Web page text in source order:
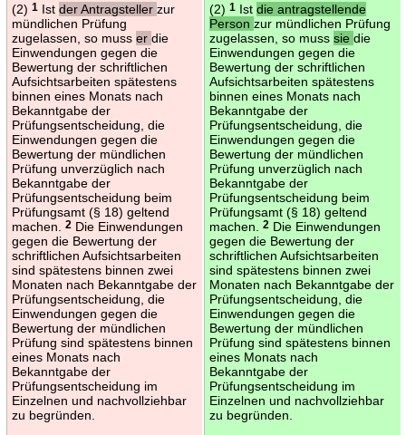
(2) 1Ist der Antragsteller zur
mündlichen Prüfung
zugelassen, so muss er die
Einwendungen gegen die
Bewertung der schriftlichen
Aufsichtsarbeiten spätestens
binnen eines Monats nach
Bekanntgabe der
Prüfungsentscheidung, die
Einwendungen gegen die
Bewertung der mündlichen
Prüfung unverzüglich nach
Bekanntgabe der
Prüfungsentscheidung beim
Prüfungsamt (§ 18) geltend
machen.
2Die Einwendungen
gegen die Bewertung der
schriftlichen Aufsichtsarbeiten
sind spätestens binnen zwei
Monaten nach Bekanntgabe der
Prüfungsentscheidung, die
Einwendungen gegen die
Bewertung der mündlichen
Prüfung sind spätestens binnen
eines Monats nach
Bekanntgabe der
Prüfungsentscheidung im
Einzelnen und nachvollziehbar
zu begründen.
(2) 1Ist die antragstellende
Person zur mündlichen Prüfung
zugelassen, so muss sie die
Einwendungen gegen die
Bewertung der schriftlichen
Aufsichtsarbeiten spätestens
binnen eines Monats nach
Bekanntgabe der
Prüfungsentscheidung, die
Einwendungen gegen die
Bewertung der mündlichen
Prüfung unverzüglich nach
Bekanntgabe der
Prüfungsentscheidung beim
Prüfungsamt (§ 18) geltend
machen.
2Die Einwendungen
gegen die Bewertung der
schriftlichen Aufsichtsarbeiten
sind spätestens binnen zwei
Monaten nach Bekanntgabe der
Prüfungsentscheidung, die
Einwendungen gegen die
Bewertung der mündlichen
Prüfung sind spätestens binnen
eines Monats nach
Bekanntgabe der
Prüfungsentscheidung im
Einzelnen und nachvollziehbar
zu begründen.